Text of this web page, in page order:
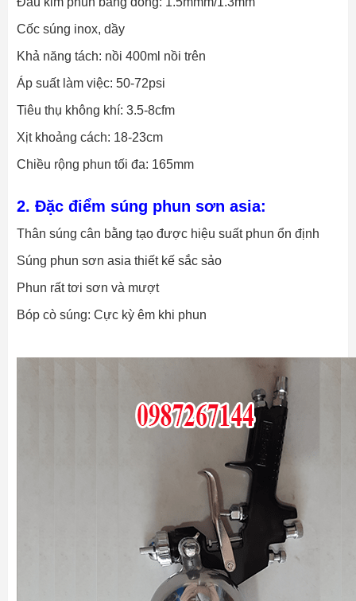
Cốc súng inox, dầy
Khả năng tách: nồi 400ml nồi trên
Áp suất làm việc: 50-72psi
Tiêu thụ không khí: 3.5-8cfm
Xịt khoảng cách: 18-23cm
Chiều rộng phun tối đa: 165mm
2. Đặc điểm súng phun sơn asia:
Thân súng cân bằng tạo được hiệu suất phun ổn định
Súng phun sơn asia thiết kế sắc sảo
Phun rất tơi sơn và mượt
Bóp cò súng: Cực kỳ êm khi phun